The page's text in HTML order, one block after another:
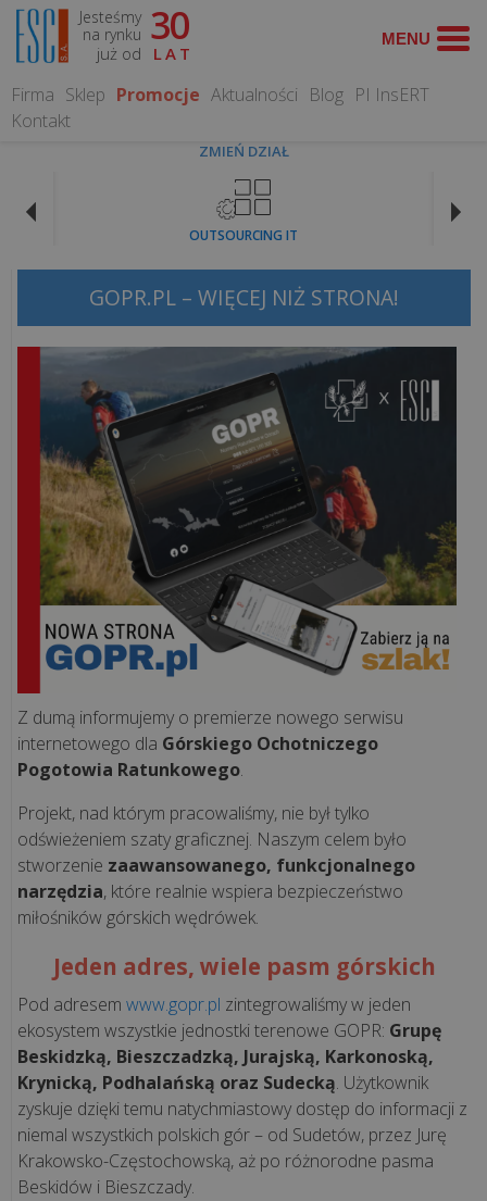
Jesteśmy
na rynku
już od
30
LAT
Firma Sklep Promocje Aktualności Blog PI InsERT
Kontakt
ZMIEŃ DZIAŁ
OUTSOURCING IT
WYSZUKAJ
MOŻEMY
CIEBIE
informatyczna
Serwis
Komputerowy
Rozwiązania
sieciowe
Doradztwo
Projekty
informatyczne
Audyt
legalności
Inwentaryzacja
komputerów
podpis
Procedura
gwarancyjna
KONTAKT
GOPR.PL – WIĘCEJ NIŻ STRONA!
Z dumą informujemy o premierze nowego serwisu
internetowego dla Górskiego Ochotniczego
Pogotowia Ratunkowego.
Projekt, nad którym pracowaliśmy, nie był tylko
odświeżeniem szaty graficznej. Naszym celem było
stworzenie zaawansowanego, funkcjonalnego
narzędzia, które realnie wspiera bezpieczeństwo
miłośników górskich wędrówek.
Jeden adres, wiele pasm górskich
Pod adresem www.gopr.pl zintegrowaliśmy w jeden
ekosystem wszystkie jednostki terenowe GOPR: Grupę
Beskidzką, Bieszczadzką, Jurajską, Karkonoską,
Krynicką, Podhalańską oraz Sudecką. Użytkownik
zyskuje dzięki temu natychmiastowy dostęp do informacji z
niemal wszystkich polskich gór – od Sudetów, przez Jurę
Krakowsko-Częstochowską, aż po różnorodne pasma
Beskidów i Bieszczady.